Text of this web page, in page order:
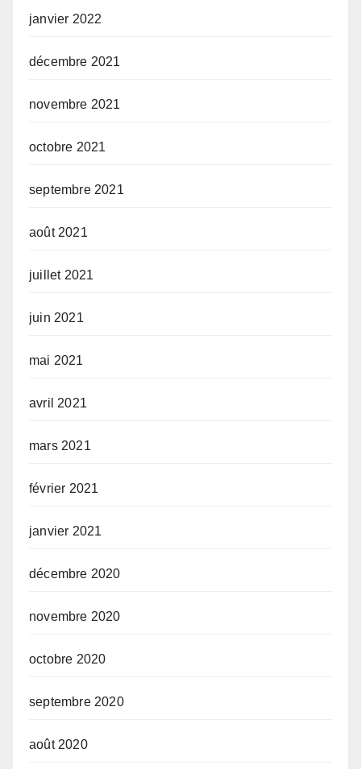
janvier 2022
décembre 2021
novembre 2021
octobre 2021
septembre 2021
août 2021
juillet 2021
juin 2021
mai 2021
avril 2021
mars 2021
février 2021
janvier 2021
décembre 2020
novembre 2020
octobre 2020
septembre 2020
août 2020